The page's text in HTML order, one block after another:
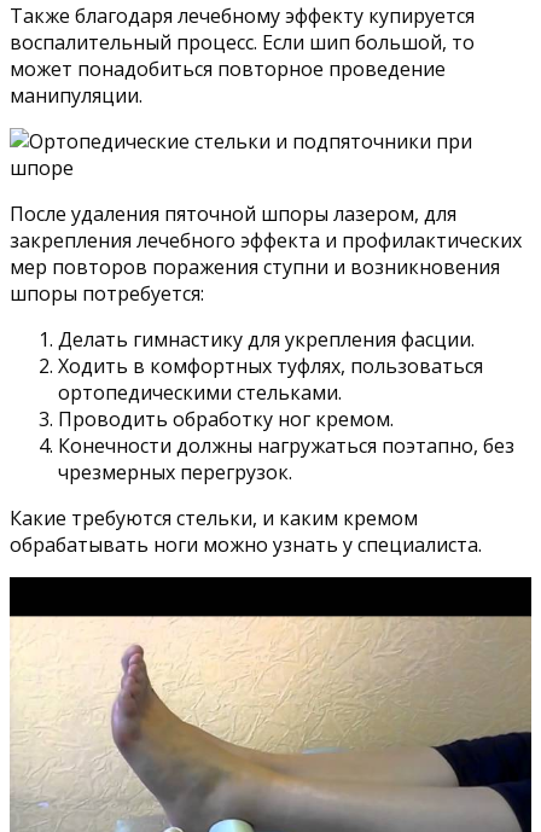
Также благодаря лечебному эффекту купируется
воспалительный процесс. Если шип большой, то
может понадобиться повторное проведение
манипуляции.
После удаления пяточной шпоры лазером, для
закрепления лечебного эффекта и профилактических
мер повторов поражения ступни и возникновения
шпоры потребуется:
Делать гимнастику для укрепления фасции.
Ходить в комфортных туфлях, пользоваться
ортопедическими стельками.
Проводить обработку ног кремом.
Конечности должны нагружаться поэтапно, без
чрезмерных перегрузок.
Какие требуются стельки, и каким кремом
обрабатывать ноги можно узнать у специалиста.